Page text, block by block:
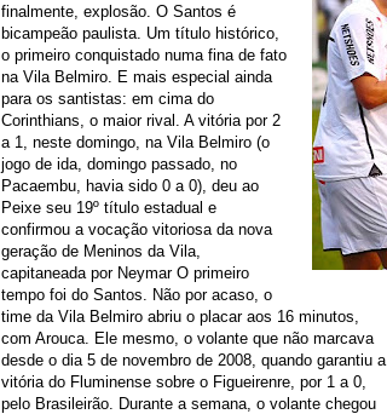
finalmente, explosão. O Santos é
bicampeão paulista. Um título histórico,
o primeiro conquistado numa fina de fato
na Vila Belmiro. E mais especial ainda
para os santistas: em cima do
Corinthians, o maior rival. A vitória por 2
a 1, neste domingo, na Vila Belmiro (o
jogo de ida, domingo passado, no
Pacaembu, havia sido 0 a 0), deu ao
Peixe seu 19º título estadual e
confirmou a vocação vitoriosa da nova
geração de Meninos da Vila,
capitaneada por Neymar O primeiro
tempo foi do Santos. Não por acaso, o
time da Vila Belmiro abriu o placar aos 16 minutos,
com Arouca. Ele mesmo, o volante que não marcava
desde o dia 5 de novembro de 2008, quando garantiu a
vitória do Fluminense sobre o Figueirenre, por 1 a 0,
pelo Brasileirão. Durante a semana, o volante chegou